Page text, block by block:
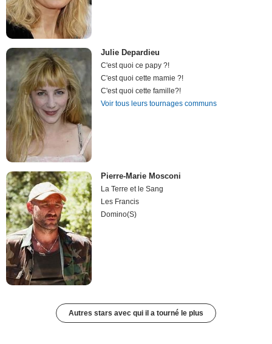
Julie Depardieu
C'est quoi ce papy ?!
C'est quoi cette mamie ?!
C'est quoi cette famille?!
Voir tous leurs tournages communs
Pierre-Marie Mosconi
La Terre et le Sang
Les Francis
Domino(S)
Autres stars avec qui il a tourné le plus